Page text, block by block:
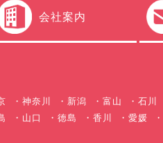
会社案内
神奈川 新潟 富山 石川
山口 徳島 香川 愛媛